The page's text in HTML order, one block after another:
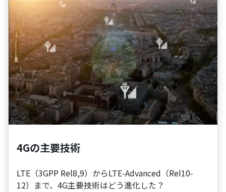
4Gの主要技術
LTE（3GPP Rel8,9）からLTE-Advanced（Rel10-
12）まで、4G主要技術はどう進化した？